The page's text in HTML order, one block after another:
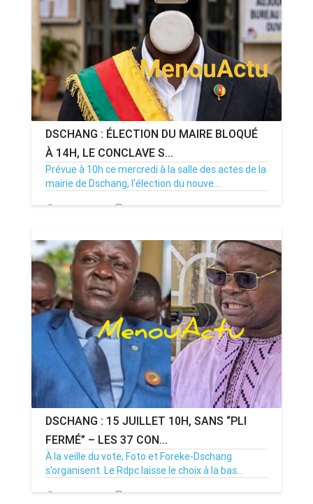
DSCHANG : ÉLECTION DU MAIRE BLOQUÉ
À 14H, LE CONCLAVE S...
Prévue à 10h ce mercredi à la salle des actes de la
mairie de Dschang, l’élection du nouve...
15/07/26 Par MenouActu 0
DSCHANG : 15 JUILLET 10H, SANS “PLI
FERMÉ” – LES 37 CON...
À la veille du vote, Foto et Foreke-Dschang
s’organisent. Le Rdpc laisse le choix à la bas...
14/07/26 Par MenouActu 0